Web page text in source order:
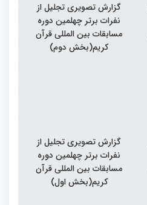
گزارش تصویری تجلیل از
نفرات برتر چهلمین دوره
مسابقات بین المللی قرآن
کریم(بخش دوم)
گزارش تصویری تجلیل از
نفرات برتر چهلمین دوره
مسابقات بین المللی قرآن
کریم(بخش اول)